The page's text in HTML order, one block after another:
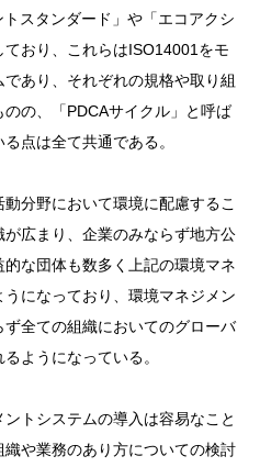
スタンダード」や「エコアクシ
おり、これらはISO14001をモ
あり、それぞれの規格や取り組
の、「PDCAサイクル」と呼ば
点は全て共通である。
野において環境に配慮するこ
広まり、企業のみならず地方公
な団体も数多く上記の環境マネ
になっており、環境マネジメン
ず全ての組織においてのグローバ
ようになっている。
システムの導入は容易なこと
や業務のあり方についての検討